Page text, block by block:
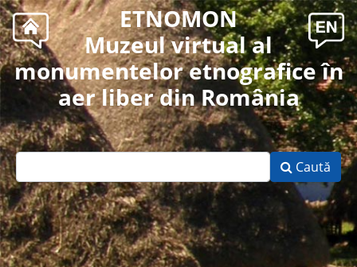
ETNOMON
Muzeul virtual al
monumentelor etnografice în
aer liber din România
Caută